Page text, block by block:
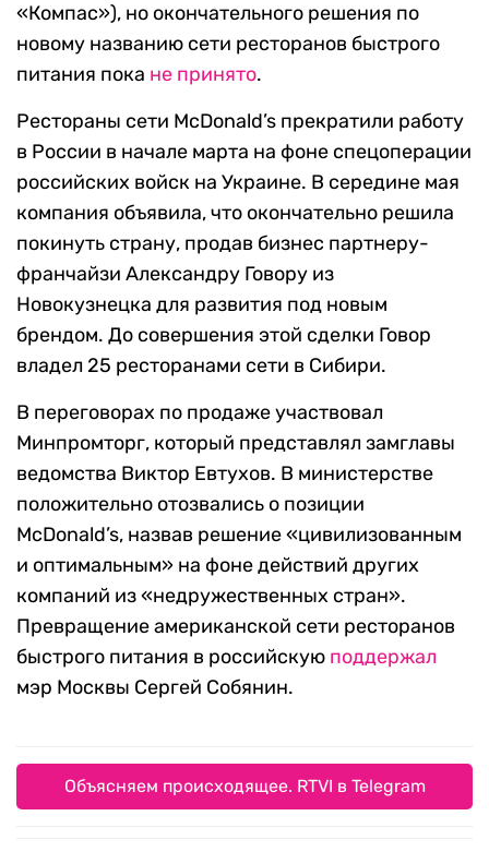
«Компас»), но окончательного решения по
новому названию сети ресторанов быстрого
питания пока не принято.
Рестораны сети McDonald’s прекратили работу
в России в начале марта на фоне спецоперации
российских войск на Украине. В середине мая
компания объявила, что окончательно решила
покинуть страну, продав бизнес партнеру-
франчайзи Александру Говору из
Новокузнецка для развития под новым
брендом. До совершения этой сделки Говор
владел 25 ресторанами сети в Сибири.
В переговорах по продаже участвовал
Минпромторг, который представлял замглавы
ведомства Виктор Евтухов. В министерстве
положительно отозвались о позиции
McDonald’s, назвав решение «цивилизованным
и оптимальным» на фоне действий других
компаний из «недружественных стран».
Превращение американской сети ресторанов
быстрого питания в российскую поддержал
мэр Москвы Сергей Собянин.
Объясняем происходящее. RTVI в Telegram